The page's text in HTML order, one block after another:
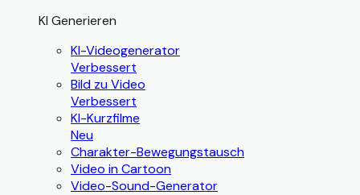
KI Generieren
KI-Videogenerator
Verbessert
Bild zu Video
Verbessert
KI-Kurzfilme
Neu
Charakter-Bewegungstausch
Video in Cartoon
Video-Sound-Generator